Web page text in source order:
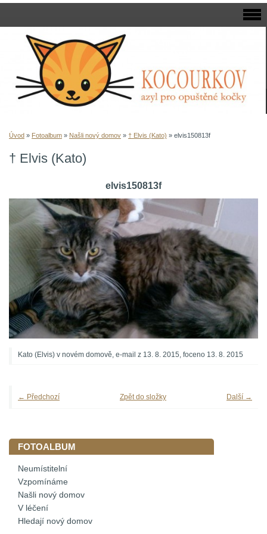
Úvod » Fotoalbum » Našli nový domov » † Elvis (Kato) » elvis150813f
† Elvis (Kato)
elvis150813f
Kato (Elvis) v novém domově, e-mail z 13. 8. 2015, foceno 13. 8. 2015
← Předchozí Další →
Zpět do složky
FOTOALBUM
Neumístitelní
Vzpomínáme
Našli nový domov
V léčení
Hledají nový domov